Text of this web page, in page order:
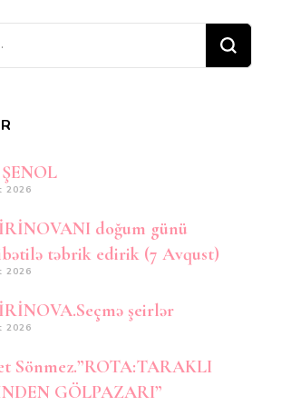
2026
doğum günü
təbrik edirik (7 Avqust)
2026
şeirlər
2026
Sönmez.”ROTA:TARAKLI
GÖLPAZARI”